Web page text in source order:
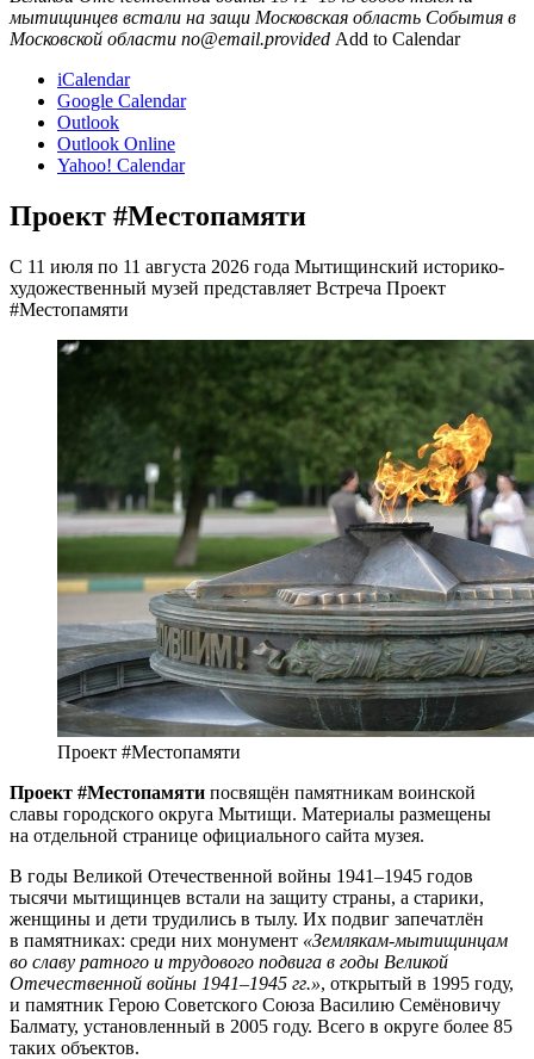
мытищинцев встали на защи Московская область События в
Московской области no@email.provided Add to Calendar
iCalendar
Google Calendar
Outlook
Outlook Online
Yahoo! Calendar
Проект #Местопамяти
С 11 июля по 11 августа 2026 года Мытищинский историко-
художественный музей представляет Встреча Проект
#Местопамяти
Проект #Местопамяти
Проект #Местопамяти посвящён памятникам воинской
славы городского округа Мытищи. Материалы размещены
на отдельной странице официального сайта музея.
В годы Великой Отечественной войны 1941–1945 годов
тысячи мытищинцев встали на защиту страны, а старики,
женщины и дети трудились в тылу. Их подвиг запечатлён
в памятниках: среди них монумент «Землякам-мытищинцам
во славу ратного и трудового подвига в годы Великой
Отечественной войны 1941–1945 гг.», открытый в 1995 году,
и памятник Герою Советского Союза Василию Семёновичу
Балмату, установленный в 2005 году. Всего в округе более 85
таких объектов.